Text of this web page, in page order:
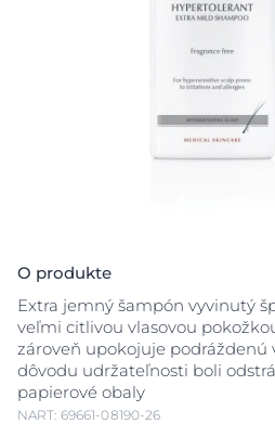
O produkte
Extra jemný šampón vyvinutý
veľmi citlivou vlasovou
zároveň upokojuje podráždenú
dôvodu udržateľnosti boli
papierové obaly
NART: 69661-08190-26